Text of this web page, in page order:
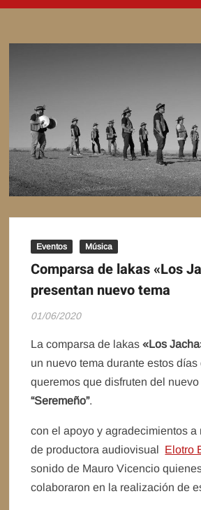
Eventos Música
Comparsa de lakas «Los
presentan nuevo tema
01/06/2020
La comparsa de lakas«Los
un nuevo tema durante estos días
queremos que disfruten del nuevo
“Seremeño”.
con el apoyo y agradecimientos a
de productora audiovisual Elotro
sonido de Mauro Vicencio
colaboraron en la realización de